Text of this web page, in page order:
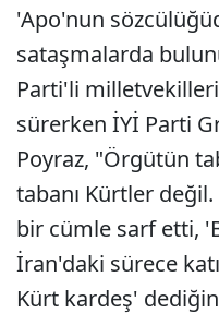
'Apo'nun
sataşmalarda
Parti'li
sürerken İYİ Parti
Poyraz, "Örgütün
tabanı Kürtler
bir cümle sarf etti,
İran'daki sürece
Kürt kardeş'